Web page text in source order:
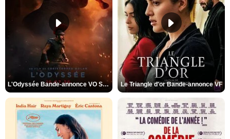
L'Odyssée Bande-annonce VO STFR Le Triangle d'or Bande-annonce VF